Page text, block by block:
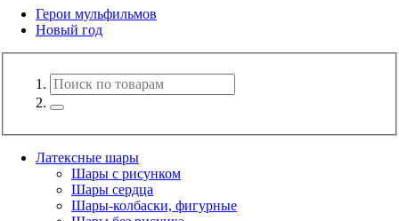
Герои мульфильмов
Новый год
Латексные шары
Шары с рисунком
Шары сердца
Шары-колбаски, фигурные